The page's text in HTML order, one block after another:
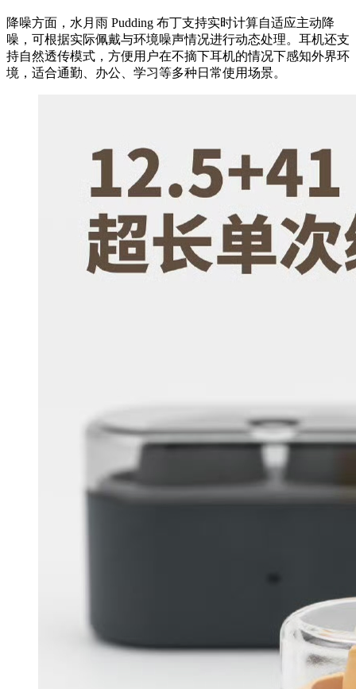
降噪方面，水月雨 Pudding 布丁支持实时计算自适应主动降
噪，可根据实际佩戴与环境噪声情况进行动态处理。耳机还支
持自然透传模式，方便用户在不摘下耳机的情况下感知外界环
境，适合通勤、办公、学习等多种日常使用场景。